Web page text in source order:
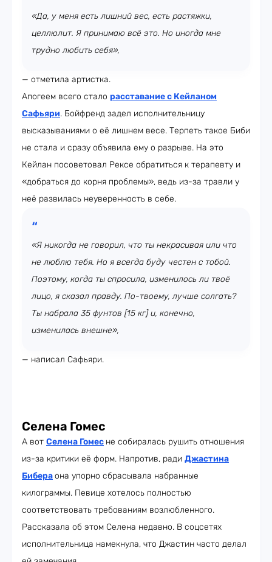
«Да, у меня есть лишний вес, есть растяжки,
целлюлит. Я принимаю всё это. Но иногда мне
трудно любить себя»,
— отметила артистка.
Апогеем всего стало расставание с Кейланом
Сафьяри. Бойфренд задел исполнительницу
высказываниями о её лишнем весе. Терпеть такое Биби
не стала и сразу объявила ему о разрыве. На это
Кейлан посоветовал Рексе обратиться к терапевту и
«добраться до корня проблемы», ведь из-за травли у
неё развилась неуверенность в себе.
«Я никогда не говорил, что ты некрасивая или что
не люблю тебя. Но я всегда буду честен с тобой.
Поэтому, когда ты спросила, изменилось ли твоё
лицо, я сказал правду. По-твоему, лучше солгать?
Ты набрала 35 фунтов [15 кг] и, конечно,
изменилась внешне»,
— написал Сафьяри.
Селена Гомес
А вот Селена Гомес не собиралась рушить отношения
из-за критики её форм. Напротив, ради Джастина
Бибераона упорно сбрасывала набранные
килограммы. Певице хотелось полностью
соответствовать требованиям возлюбленного.
Рассказала об этом Селена недавно. В соцсетях
исполнительница намекнула, что Джастин часто делал